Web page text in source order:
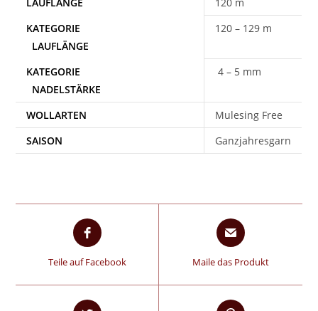
120 – 129 m
4 – 5 mm
WOLLARTEN
Mulesing Free
SAISON
Ganzjahresgarn
Teile auf Facebook Maile das Produkt